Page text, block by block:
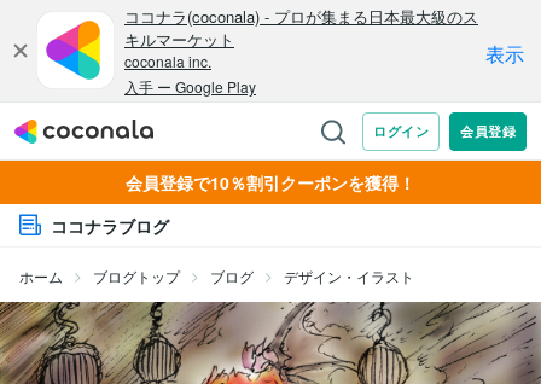
会員登録で10％割引クーポンを獲得！
ココナラブログ
ホーム ブログトップ ブログ デザイン・イラスト